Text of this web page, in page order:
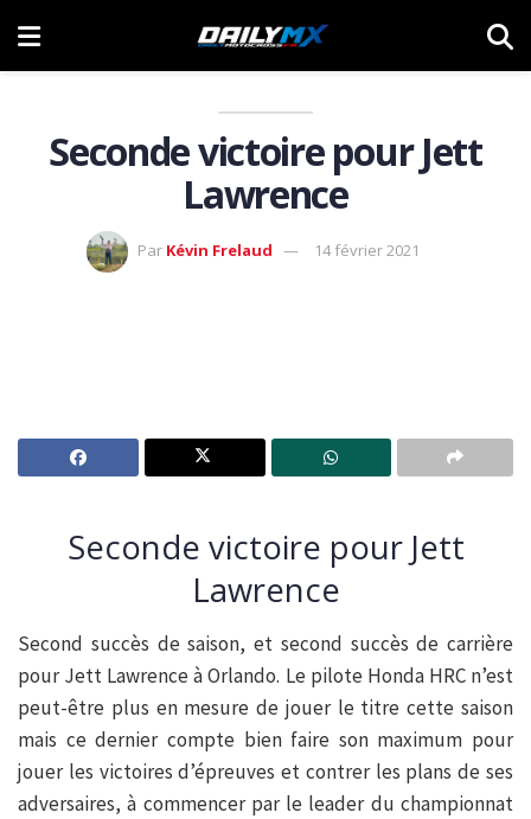
Seconde victoire pour Jett
Lawrence
Par Kévin Frelaud 14 février 2021
Seconde victoire pour Jett
Lawrence
Second succès de saison, et second succès de carrière
pour Jett Lawrence à Orlando. Le pilote Honda HRC n’est
peut-être plus en mesure de jouer le titre cette saison
mais ce dernier compte bien faire son maximum pour
jouer les victoires d’épreuves et contrer les plans de ses
adversaires, à commencer par le leader du championnat